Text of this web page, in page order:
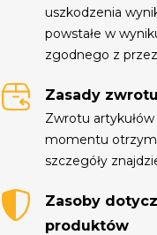
uszkodzenia
powstałe w
zgodnego z
Zasady zwrotu
Zwrotu
momentu
szczegóły
Zasoby
produktów